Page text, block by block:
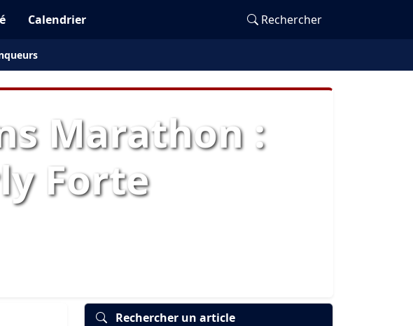
Calendrier Rechercher
Marathon :
Forte
Rechercher un article